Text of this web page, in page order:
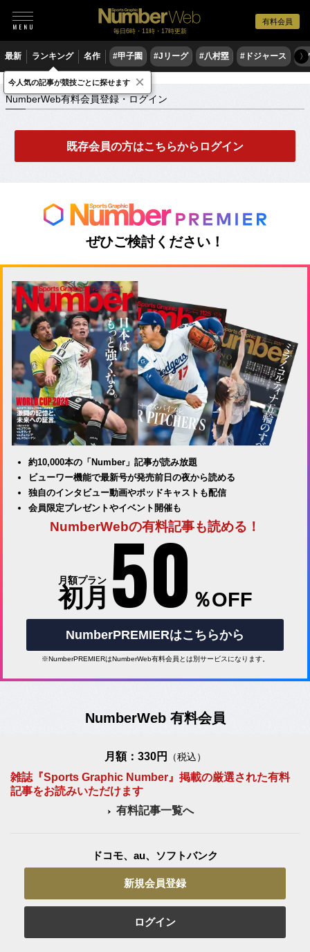
有料会員
毎日6時・11時・17時更新
最新 ランキング 名作 #甲子園 #Jリーグ #八村塁 #ドジャース #
〉
NumberWeb有料会員登録・ログイン
NumberWeb有料会員登録・ログイン
既存会員の方はこちらからログイン
ぜひご検討ください！
約10,000本の「Number」記事が読み放題
ビューワー機能で最新号が発売前日の夜から読める
独自のインタビュー動画やポッドキャストも配信
会員限定プレゼントやイベント開催も
NumberWebの有料記事も読める！
月額プラン
初月 50 ％OFF
NumberPREMIERはこちらから
※NumberPREMIERはNumberWeb有料会員とは別サービスになります。
NumberWeb 有料会員
月額：330円 （税込）
雑誌『Sports Graphic Number』掲載の厳選された有料
記事をお読みいただけます
有料記事一覧へ
ドコモ、au、ソフトバンク
新規会員登録
ログイン
今人気の記事が競技ごとに探せます ×